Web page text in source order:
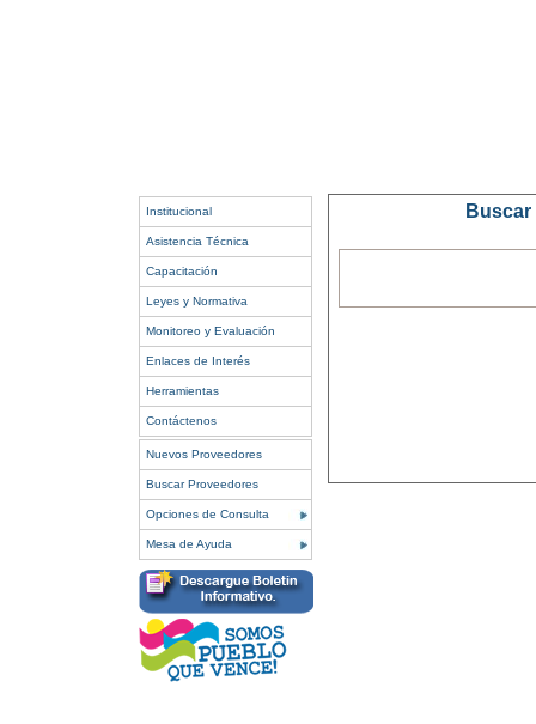
Institucional
Asistencia Técnica
Capacitación
Leyes y Normativa
Monitoreo y Evaluación
Enlaces de Interés
Herramientas
Contáctenos
Nuevos Proveedores
Buscar Proveedores
Opciones de Consulta
Mesa de Ayuda